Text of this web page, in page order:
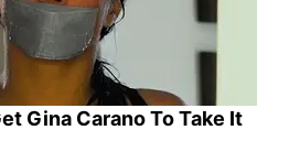
Gina Carano To Take It